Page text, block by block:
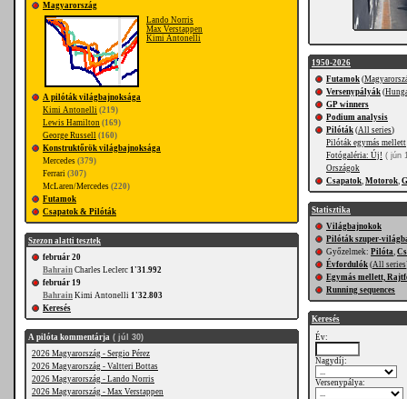
Magyarország
Lando Norris
Max Verstappen
Kimi Antonelli
A pilóták világbajnoksága
Kimi Antonelli (219)
Lewis Hamilton (169)
George Russell (160)
Konstruktőrök világbajnoksága
Mercedes (379)
Ferrari (307)
McLaren/Mercedes (220)
Futamok
Csapatok & Pilóták
Szezon alatti tesztek
február 20
Bahrain Charles Leclerc 1'31.992
február 19
Bahrain Kimi Antonelli 1'32.803
Keresés
A pilóta kommentárja ( júl 30)
2026 Magyarország - Sergio Pérez
2026 Magyarország - Valtteri Bottas
2026 Magyarország - Lando Norris
2026 Magyarország - Max Verstappen
1950-2026
Futamok (
Versenypályák (
GP winners
Podium analysis
Pilóták (All series)
Pilóták egymás mellett
Fotógaléria: Új! ( jún
Országok
Csapatok, Motorok,
Statisztika
Világbajnokok
Pilóták szuper-
Győzelmek: Pilóta,
Évfordulók (All series
Egymás mellett,
Running sequences
Keresés
Év:
Nagydíj:
Versenypálya: